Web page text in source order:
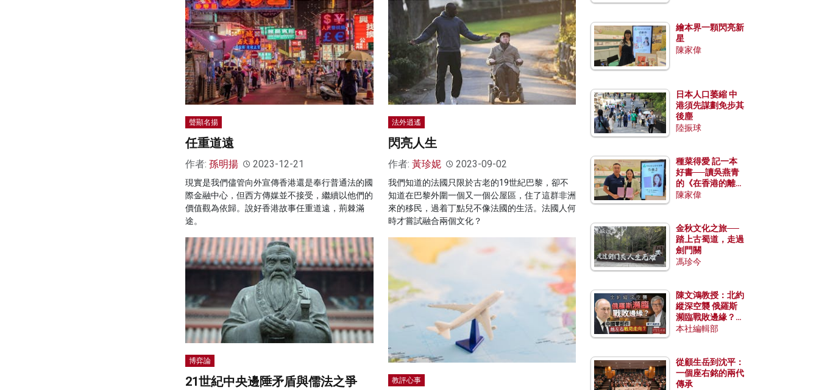
聲顯名揚
任重道遠
作者: 孫明揚 2023-12-21
現實是我們儘管向外宣傳香港還是奉行普通法的國
際金融中心，但西方傳媒並不接受，繼續以他們的
價值觀為依歸。說好香港故事任重道遠，荊棘滿
途。
法外逍遙
閃亮人生
作者: 黃珍妮 2023-09-02
我們知道的法國只限於古老的19世紀巴黎，卻不
知道在巴黎外圍一個又一個公屋區，住了這群非洲
來的移民，過着丁點兒不像法國的生活。法國人何
時才嘗試融合兩個文化？
博弈論
21世紀中央邊陲矛盾與儒法之爭 教評心事
繪本界一顆閃亮新
星
陳家偉
日本人口萎縮 中
港須先謀劃免步其
後塵
陸振球
種菜得愛 記一本
好書──讀吳燕青
的《在香港的離島
種菜》
陳家偉
金秋文化之旅──
踏上古蜀道，走過
劍門關
馮珍今
陳文鴻教授：北約
縱深空襲 俄羅斯
瀕臨戰敗邊緣？中
國零部件能左右戰
本社編輯部
從顧生岳到沈平：
一個座右銘的兩代
傳承